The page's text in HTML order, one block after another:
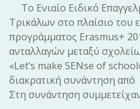
Το Ενιαίο Ειδικό
Τρικάλων στο πλαίσιο του
προγράμματος Erasmus+
ανταλλαγών μεταξύ
«Let’s make SENse of
διακρατική συνάντηση
Στη συνάντηση